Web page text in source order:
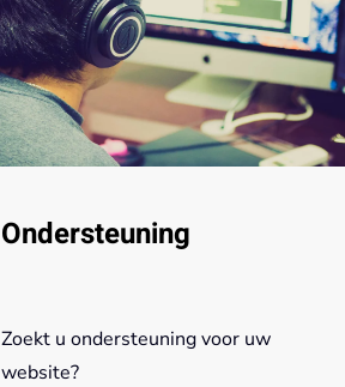
Ondersteuning
Zoekt u ondersteuning voor uw
website?